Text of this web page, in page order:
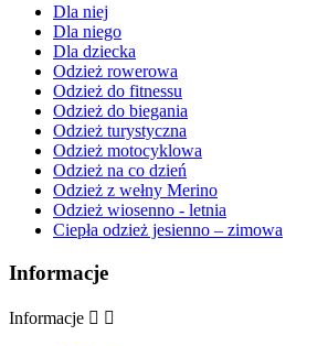
Dla niej
Dla niego
Dla dziecka
Odzież rowerowa
Odzież do fitnessu
Odzież do biegania
Odzież turystyczna
Odzież motocyklowa
Odzież na co dzień
Odzież z wełny Merino
Odzież wiosenno - letnia
Ciepła odzież jesienno – zimowa
Informacje
Informacje  